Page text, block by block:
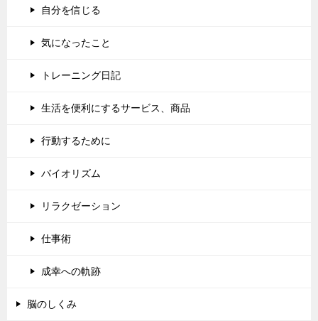
自分を信じる
気になったこと
トレーニング日記
生活を便利にするサービス、商品
行動するために
バイオリズム
リラクゼーション
仕事術
成幸への軌跡
脳のしくみ